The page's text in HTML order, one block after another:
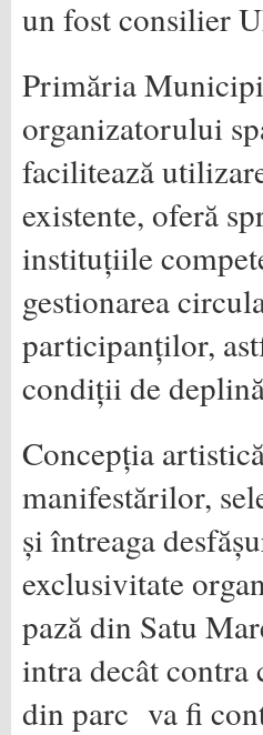
un fost consilier
Primăria
organizatorului
facilitează
existente, oferă
instituțiile
gestionarea
participanților,
condiții de
Concepția
manifestărilor,
și întreaga
exclusivitate
pază din Satu
intra decât contra
din parc va fi